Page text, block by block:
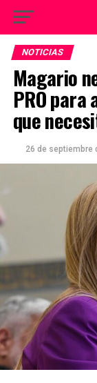
NOTICIAS
Magario
PRO para
que
26 de septiembre